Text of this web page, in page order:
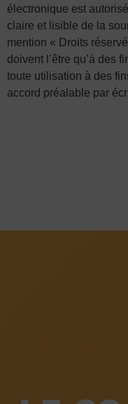
électronique est
claire et lisible de la
mention « Droits
doivent l’être qu’à des
toute utilisation à des
accord préalable par